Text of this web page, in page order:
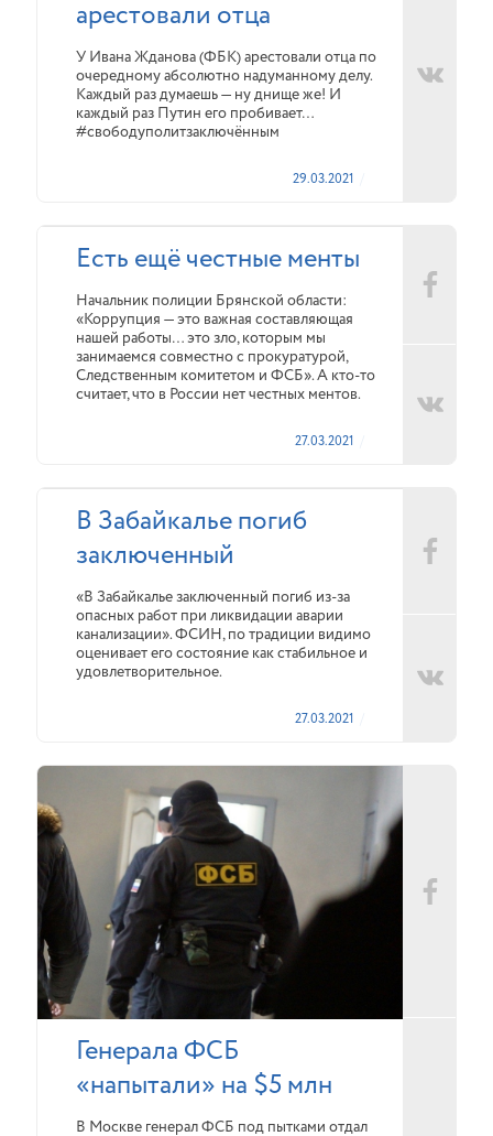
арестовали отца
У Ивана Жданова (ФБК) арестовали отца по
очередному абсолютно надуманному делу.
Каждый раз думаешь — ну днище же! И
каждый раз Путин его пробивает…
#свободуполитзаключённым
29.03.2021
Есть ещё честные менты
Начальник полиции Брянской области:
«Коррупция — это важная составляющая
нашей работы… это зло, которым мы
занимаемся совместно с прокуратурой,
Следственным комитетом и ФСБ». А кто-то
считает, что в России нет честных ментов.
27.03.2021
В Забайкалье погиб
заключенный
«В Забайкалье заключенный погиб из-за
опасных работ при ликвидации аварии
канализации». ФСИН, по традиции видимо
оценивает его состояние как стабильное и
удовлетворительное.
27.03.2021
Генерала ФСБ
«напытали» на $5 млн
В Москве генерал ФСБ под пытками отдал